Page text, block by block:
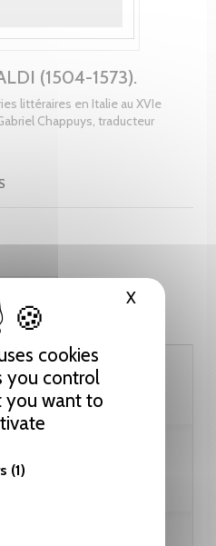
cookies
you control
you want to
(1)
XHide
(1504-1573).
littéraires en Italie au XVIe
Chappuys, traducteur
CHF